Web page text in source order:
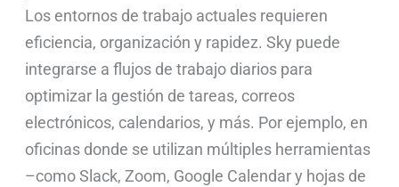
Los entornos de trabajo actuales requieren
eficiencia, organización y rapidez. Sky puede
integrarse a flujos de trabajo diarios para
optimizar la gestión de tareas, correos
electrónicos, calendarios, y más. Por ejemplo, en
oficinas donde se utilizan múltiples herramientas
–como Slack, Zoom, Google Calendar y hojas de